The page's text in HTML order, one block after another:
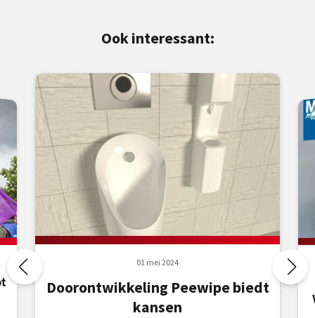
Ook interessant:
01 mei 2024
Doorontwikkeling Peewipe biedt
kansen